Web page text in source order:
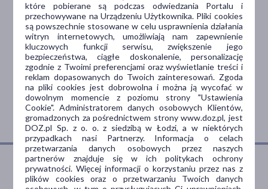
Apteka Dbam o Zdrowie
Żwirki i Wigury 12 lok. 16, Gdańsk
Apteka Dbam o Zdrowie
Żwirki i Wigury 6/1, Gdańsk
Porozmawiaj z farmaceutą
które pobierane są podczas odwiedzania Portalu i
przechowywane na Urządzeniu Użytkownika. Pliki cookies
są powszechnie stosowane w celu usprawnienia działania
witryn internetowych, umożliwiają nam zapewnienie
kluczowych funkcji serwisu, zwiększenie jego
bezpieczeństwa, ciągłe doskonalenie, personalizację
zgodnie z Twoimi preferencjami oraz wyświetlanie treści i
reklam dopasowanych do Twoich zainteresowań. Zgoda
na pliki cookies jest dobrowolna i można ją wycofać w
dowolnym momencie z poziomu strony "Ustawienia
Cookie". Administratorem danych osobowych Klientów,
gromadzonych za pośrednictwem strony www.doz.pl, jest
DOZ.pl Sp. z o. o. z siedzibą w Łodzi, a w niektórych
przypadkach nasi Partnerzy. Informacja o celach
przetwarzania danych osobowych przez naszych
partnerów znajduje się w ich politykach ochrony
prywatności. Więcej informacji o korzystaniu przez nas z
plików cookies oraz o przetwarzaniu Twoich danych